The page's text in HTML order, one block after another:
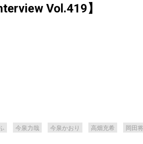
Vol.419】
今泉力哉 今泉かおり 高畑充希 岡田